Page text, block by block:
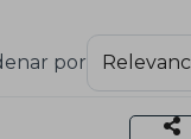
por